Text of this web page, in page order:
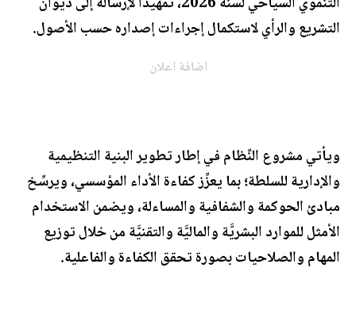
التشريع والرأي لاستكمال إجراءات إصداره حسب الأصول.
اضافة اعلان
ويأتي مشروع النِّظام في إطار تطوير البنية التنظيمية
والإدارية للسلطة؛ بما يعزِّز كفاءة الأداء المؤسسي، ويرسِّخ
مبادئ الحوكمة والشفافية والمساءلة، ويضمن الاستخدام
الأمثل للموارد البشريَّة والماليَّة والتقنيَّة من خلال توزيع
المهام والصلاحيات بصورة تحقق الكفاءة والفاعلية.